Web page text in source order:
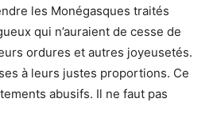
les Monégasques traités
qui n’auraient de cesse de
ordures et autres joyeusetés.
à leurs justes proportions. Ce
abusifs. Il ne faut pas